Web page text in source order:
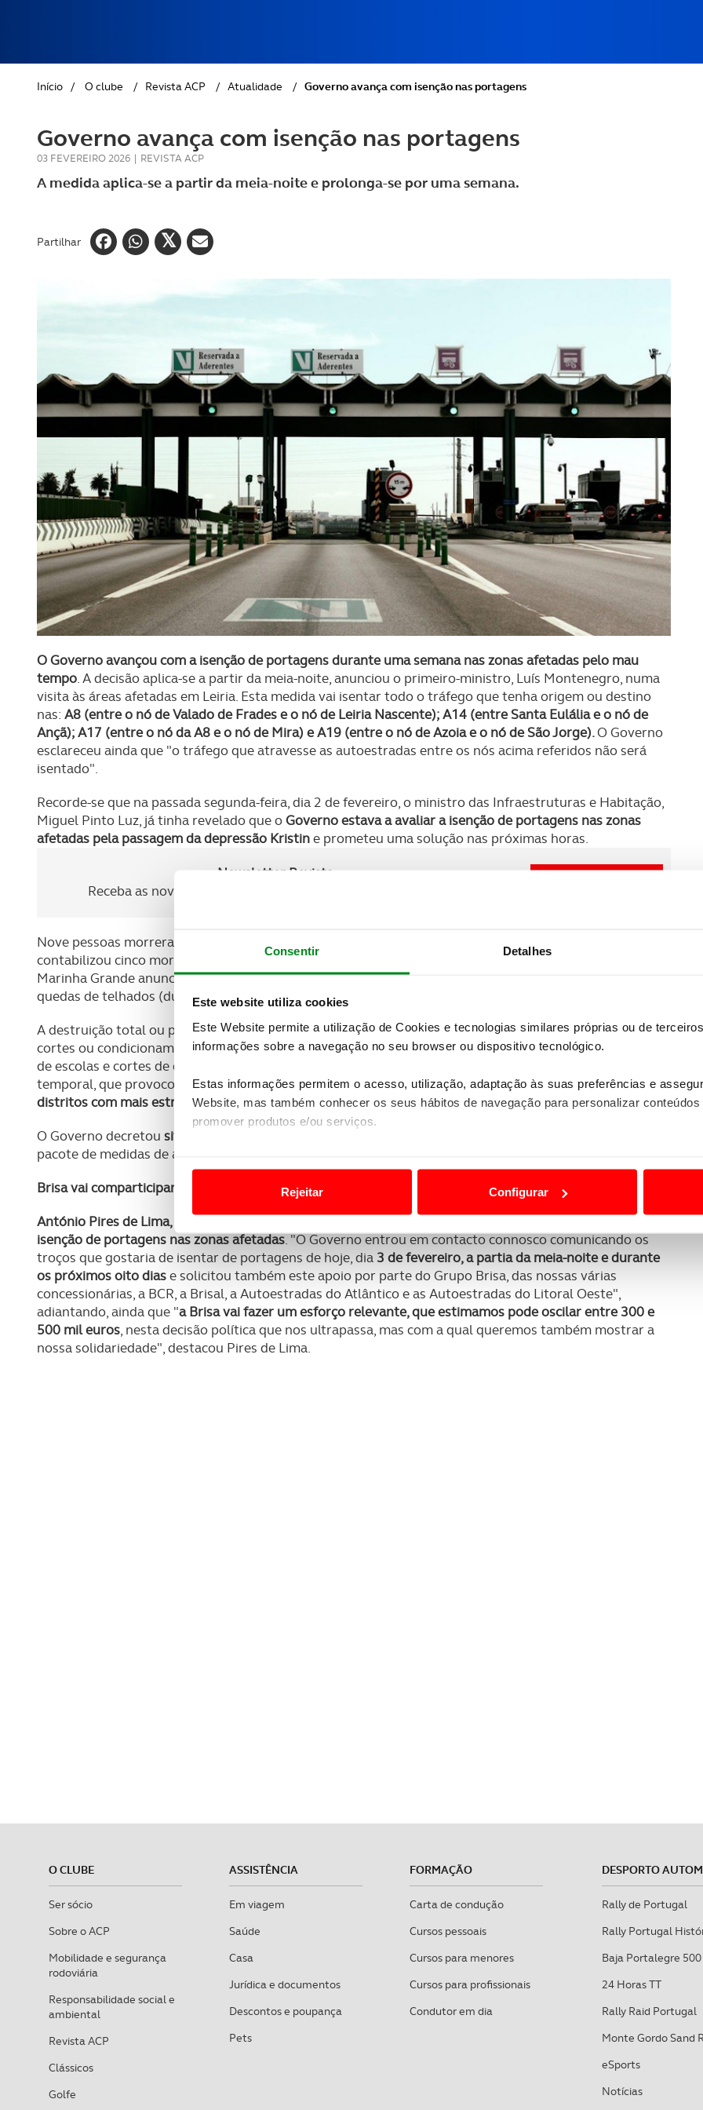
Consentir Detalhes
Este website utiliza cookies
Este Website permite a utilização de Cookies e tecnologias similares próprias ou de
informações sobre a navegação no seu browser ou dispositivo tecnológico.
Estas informações permitem o acesso, utilização, adaptação às suas preferências e
Website, mas também conhecer os seus hábitos de navegação para personalizar
promover produtos e/ou serviços.
Usamos cookies para melhorar a sua experiência digital, personalizar conteúdos e
funcionalidades de redes sociais, bem como para analisar dados de navegação no nosso
Adicionalmente partilhamos informação, relativa à sua utilização do nosso site de
e organizações na UE e em países terceiros.
O ACP garantirá que as transferências internacionais de dados pessoais serão realizadas
consentimento e quando tal se afigure estritamente necessário no contexto dos serviços a
Rejeitar Configurar
GOLFE
AUTOCARAVANISMO
autocaravana
Início / O clube / Revista ACP / Atualidade / Governo avança com isenção nas portagens
Governo avança com isenção nas portagens
03 FEVEREIRO 2026 | REVISTA ACP
A medida aplica-se a partir da meia-noite e prolonga-se por uma semana.
Partilhar
O Governo avançou com a isenção de portagens durante uma semana nas zonas afetadas pelo mau
tempo. A decisão aplica-se a partir da meia-noite, anunciou o primeiro-ministro, Luís Montenegro, numa
visita às áreas afetadas em Leiria. Esta medida vai isentar todo o tráfego que tenha origem ou destino
nas: A8 (entre o nó de Valado de Frades e o nó de Leiria Nascente); A14 (entre Santa Eulália e o nó de
Ançã); A17 (entre o nó da A8 e o nó de Mira) e A19 (entre o nó de Azoia e o nó de São Jorge).O Governo
esclareceu ainda que "o tráfego que atravesse as autoestradas entre os nós acima referidos não será
isentado".
Recorde-se que na passada segunda-feira, dia 2 de fevereiro, o ministro das Infraestruturas e Habitação,
Miguel Pinto Luz, já tinha revelado que oGoverno estava a avaliar a isenção de portagens nas zonas
afetadas pela passagem da depressão Kristine prometeu uma solução nas próximas horas.
Newsletter Revista
Receba as novidades do mundo automóvel e do universo ACP.
Nove pessoas morreram desde a semana passada na sequência do mau tempo. A Proteção Civil
contabilizou cinco mortes diretamente associadas à passagem da depressão Kristin e a Câmara da
Marinha Grande anunciou uma outra vítima mortal, a que se somaram depois três óbitos registados por
quedas de telhados (durante reparações) ou intoxicação com origem num gerador.
A destruição total ou parcial de casas, empresas e equipamentos, quedas de árvores e de estruturas,
cortes ou condicionamentos de estradas e serviços de transporte, em especial linhas ferroviárias, o fecho
de escolas e cortes de energia, água e comunicações são as principais consequências materiais do
temporal, que provocou algumas centenas de feridos e desalojados.Leiria, Coimbra e Santarém são os
distritos com mais estragos.
O Governo decretou situação de calamidade até ao próximo domingo para 69 concelhos
pacote de medidas de apoio até 2,5 mil milhões de euros.
Brisa vai comparticipar o custo de isenção de portagens
António Pires de Lima, CEO da Brisa, revelou que a concessionária vai comparticipar em 30% o custo de
isenção de portagens nas zonas afetadas. "O Governo entrou em contacto connosco comunicando os
troços que gostaria de isentar de portagens de hoje, dia 3 de fevereiro, a partia da meia-noite e durante
os próximos oito diase solicitou também este apoio por parte do Grupo Brisa, das nossas várias
concessionárias, a BCR, a Brisal, a Autoestradas do Atlântico e as Autoestradas do Litoral Oeste",
adiantando, ainda que "a Brisa vai fazer um esforço relevante, que estimamos pode oscilar entre 300 e
500 mil euros, nesta decisão política que nos ultrapassa, mas com a qual queremos também mostrar a
nossa solidariedade", destacou Pires de Lima.
O CLUBE
Ser sócio
Sobre o ACP
Mobilidade e segurança
rodoviária
Responsabilidade social e
ambiental
Revista ACP
Clássicos
Golfe
ASSISTÊNCIA
Em viagem
Saúde
Casa
Jurídica e documentos
Descontos e poupança
Pets
FORMAÇÃO
Carta de condução
Cursos pessoais
Cursos para menores
Cursos para profissionais
Condutor em dia
DESPORTO
Rally de Portugal
Rally Portugal
Baja Portalegre 500
24 Horas TT
Rally Raid Portugal
Monte Gordo Sand
eSports
Notícias